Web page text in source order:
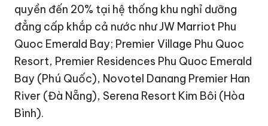
quyền đến 20% tại hệ thống khu nghỉ dưỡng
đẳng cấp khắp cả nước như JW Marriot Phu
Quoc Emerald Bay; Premier Village Phu Quoc
Resort, Premier Residences Phu Quoc Emerald
Bay (Phú Quốc), Novotel Danang Premier Han
River (Đà Nẵng), Serena Resort Kim Bôi (Hòa
Bình).